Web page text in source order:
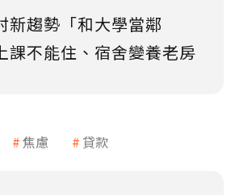
新趨勢「和大學當鄰
課不能住、宿舍變養老房
焦慮 貸款